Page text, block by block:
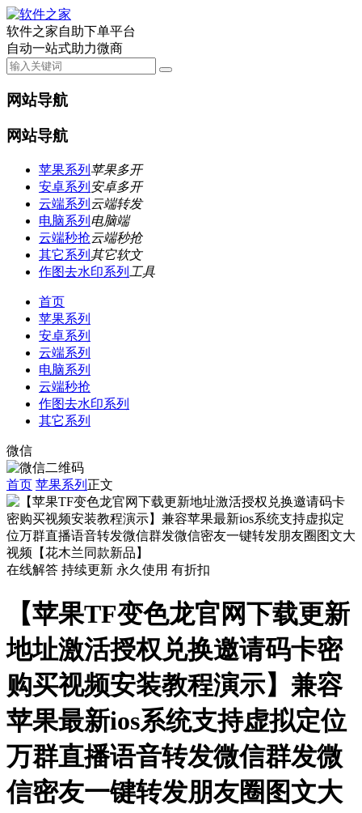
软件之家自助下单平台
自动一站式助力微商
网站导航
网站导航
苹果系列 苹果多开
安卓系列 安卓多开
云端系列 云端转发
电脑系列 电脑端
云端秒抢云端秒抢
其它系列 其它软文
作图去水印系列 工具
首页
苹果系列
安卓系列
云端系列
电脑系列
云端秒抢
作图去水印系列
其它系列
微信
首页 苹果系列 正文
在线解答 持续更新 永久使用 有折扣
【苹果TF变色龙官网下载更新
地址激活授权兑换邀请码卡密
购买视频安装教程演示】兼容
苹果最新ios系统支持虚拟定位
万群直播语音转发微信群发微
信密友一键转发朋友圈图文大